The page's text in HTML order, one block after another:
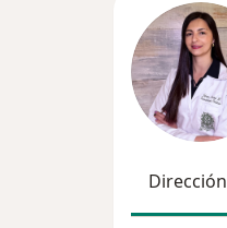
Dirección